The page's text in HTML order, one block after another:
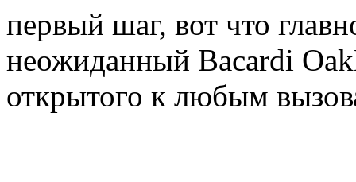
первый шаг, вот что
неожиданный Bacardi
открытого к любым